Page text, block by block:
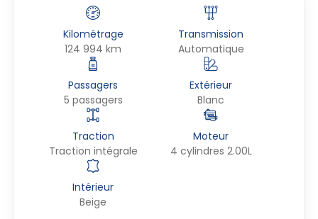
Kilométrage
124 994 km
Transmission
Automatique
Passagers
5 passagers
Extérieur
Blanc
Traction
Traction intégrale
Moteur
4 cylindres 2.00L
Intérieur
Beige